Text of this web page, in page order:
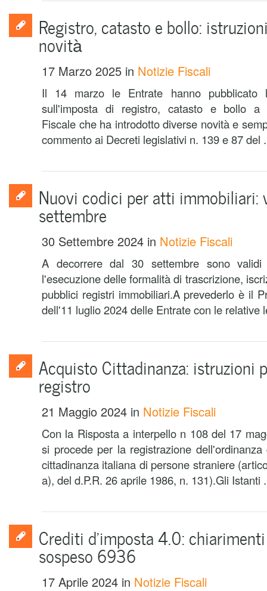
Registro, catasto e bollo:
novità
17 Marzo 2025 in Notizie Fiscali
Il 14 marzo le Entrate hanno pubblicato
sull'imposta di registro, catasto e bollo a
Fiscale che ha introdotto diverse novità e
commento ai Decreti legislativi n. 139 e 87 del
Nuovi codici per atti immobiliari:
settembre
30 Settembre 2024 in Notizie Fiscali
A decorrere dal 30 settembre sono
l'esecuzione delle formalità di trascrizione,
pubblici registri immobiliari.A prevederlo è il
dell'11 luglio 2024 delle Entrate con le relative
Acquisto Cittadinanza: istruzioni
registro
21 Maggio 2024 in Notizie Fiscali
Con la Risposta a interpello n 108 del 17
si procede per la registrazione
cittadinanza italiana di persone straniere
a), del d.P.R. 26 aprile 1986, n. 131).Gli Istanti
Crediti d’imposta 4.0:
sospeso 6936
17 Aprile 2024 in Notizie Fiscali